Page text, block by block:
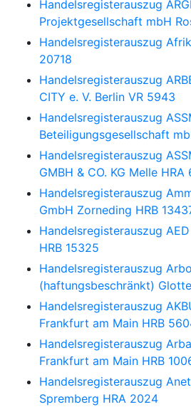
Handelsregisterauszug
Projektgesellschaft mbH
Handelsregisterauszug
20718
Handelsregisterauszug
CITY e. V. Berlin VR 5943
Handelsregisterauszug
Beteiligungsgesellschaft
Handelsregisterauszug
GMBH & CO. KG Melle HRA
Handelsregisterauszug
GmbH Zorneding HRB
Handelsregisterauszug
HRB 15325
Handelsregisterauszug
(haftungsbeschränkt)
Handelsregisterauszug
Frankfurt am Main HRB
Handelsregisterauszug
Frankfurt am Main HRB
Handelsregisterauszug
Spremberg HRA 2024